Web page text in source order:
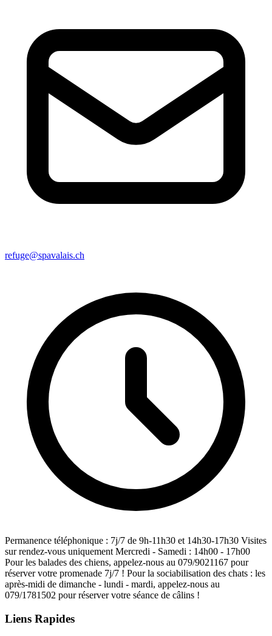
refuge@spavalais.ch
Permanence téléphonique : 7j/7 de 9h-11h30 et 14h30-17h30 Visites
sur rendez-vous uniquement Mercredi - Samedi : 14h00 - 17h00
Pour les balades des chiens, appelez-nous au 079/9021167 pour
réserver votre promenade 7j/7 ! Pour la sociabilisation des chats : les
après-midi de dimanche - lundi - mardi, appelez-nous au
079/1781502 pour réserver votre séance de câlins !
Liens Rapides